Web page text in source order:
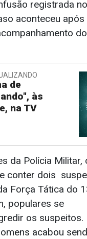
registrada
aconteceu
de
às
na TV
da Polícia Militar,
conter dois
Força Tática do
populares se
os suspeitos.
acabou